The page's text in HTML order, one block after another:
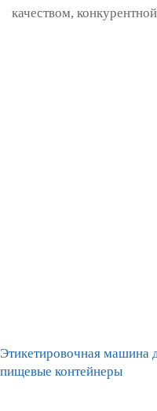
качеством,
Этикетировочная машина
пищевые контейнеры